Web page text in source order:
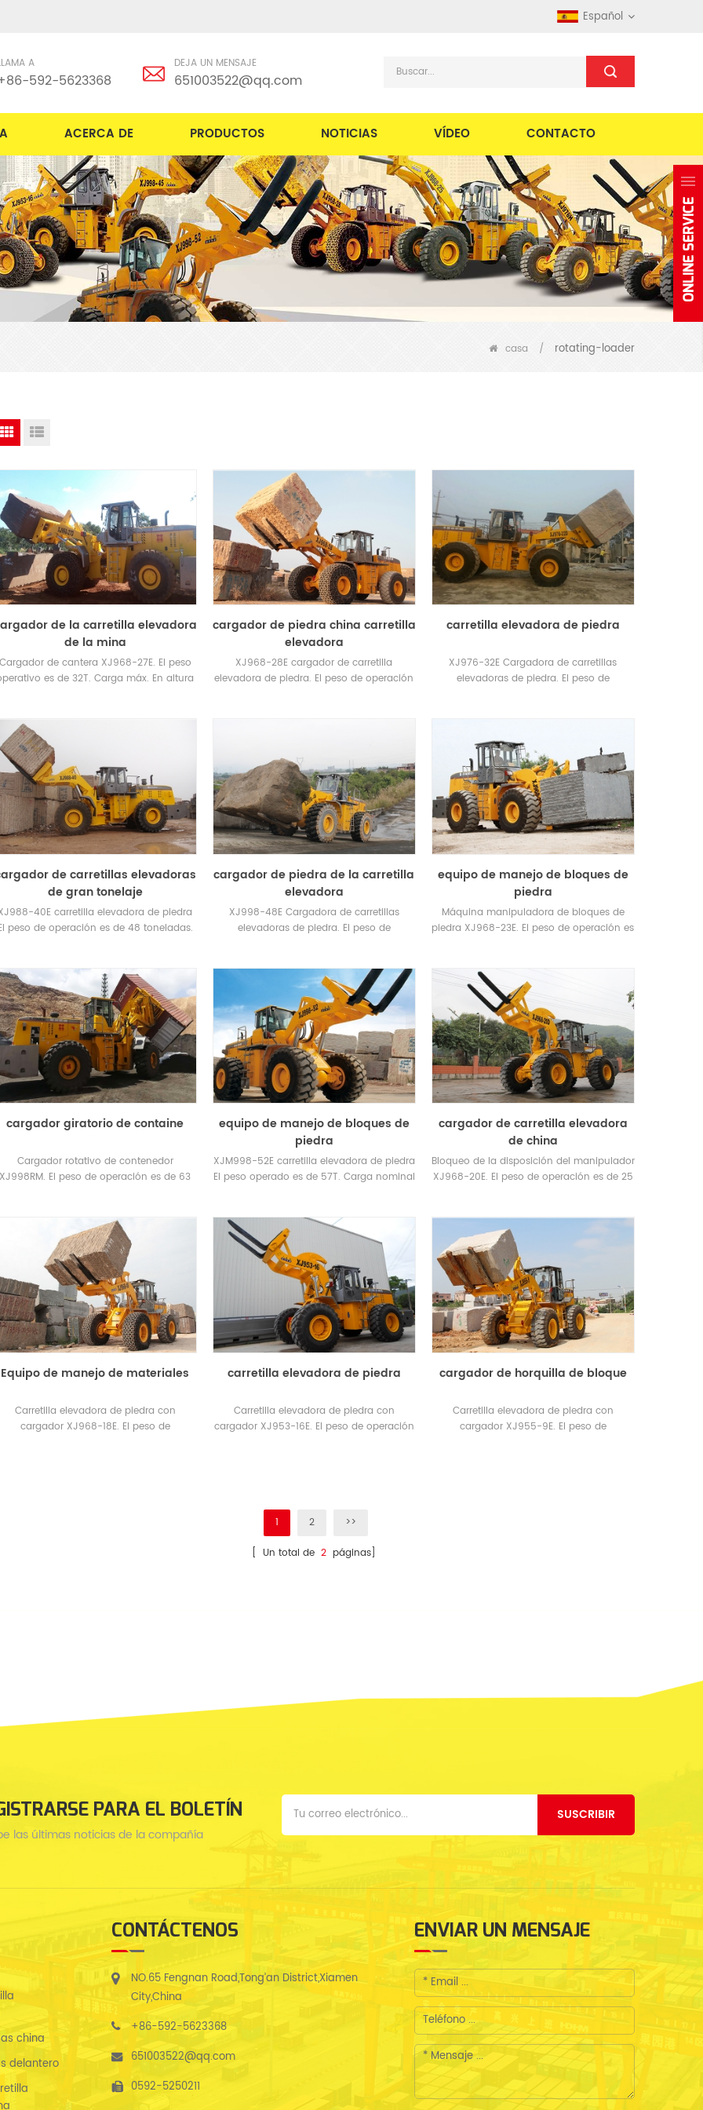
Español
A
592-5623368
DEJA UN MENSAJE
651003522@qq.com
ACERCA DE PRODUCTOS NOTICIAS VÍDEO CONTACTO
casa / rotating-loader
Thes selection of
loader determines the efficiency
safety of mining operation.
to the national standard for
loader, forklift loader is defined ...
2025-06-20
The forklift-loader has four basic
functions in mining:prying
up,transporting ,stacking and loading.
These basic functions determine the
meet the following condit...
2026-05-22
From the launch of the first
forklift in China in 2007 to the
industrialization of the world's first
large-tonnage forklift (XJ998-52E) in
2010, XIAJIN has cons...
de la carretilla elevadora
de la mina
Cargador de cantera XJ968-27E. El peso
es de 32T. Carga máx. En altura
cargador de piedra china carretilla
elevadora
XJ968-28E cargador de carretilla
elevadora de piedra. El peso de operación
carretilla elevadora de piedra
XJ976-32E Cargadora de carretillas
elevadoras de piedra. El peso de
de carretillas elevadoras
de gran tonelaje
40E carretilla elevadora de piedra
peso de operación es de 48 toneladas.
cargador de piedra de la carretilla
elevadora
XJ998-48E Cargadora de carretillas
elevadoras de piedra. El peso de
ADVANCE de tres estrellas y alta resistencia
29.5R29.
equipo de manejo de bloques de
piedra
Máquina manipuladora de bloques de
piedra XJ968-23E. El peso de operación es
máxima alcanza los 2,2 m.
cargador giratorio de containe
Cargador rotativo de contenedor
XJ998RM. El peso de operación es de 63
equipo de manejo de bloques de
piedra
XJM998-52E carretilla elevadora de piedra
El peso operado es de 57T. Carga nominal
cargador de carretilla elevadora
de china
Bloqueo de la disposición del manipulador
XJ968-20E. El peso de operación es de 25
Equipo de manejo de materiales
Carretilla elevadora de piedra con
cargador XJ968-18E. El peso de
carretilla elevadora de piedra
Carretilla elevadora de piedra con
cargador XJ953-16E. El peso de operación
cargador de horquilla de bloque
Carretilla elevadora de piedra con
cargador XJ955-9E. El peso de
1 2 >>
[ Un total de2 páginas]
PARA EL BOLETÍN
las últimas noticias de la compañía
SUSCRIBIR
china
delantero
CONTÁCTENOS
NO.65 Fengnan Road,Tong’an District,Xiamen
City,China
+86-592-5623368
651003522@qq.com
0592-5250211
ENVIAR UN MENSAJE